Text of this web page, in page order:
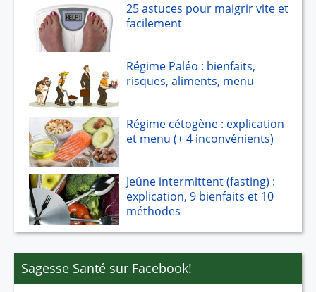
25 astuces pour maigrir vite et
facilement
Régime Paléo : bienfaits,
risques, aliments, menu
Régime cétogène : explication
et menu (+ 4 inconvénients)
Jeûne intermittent (fasting) :
explication, 9 bienfaits et 10
méthodes
Sagesse Santé sur Facebook!